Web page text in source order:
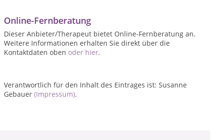
Online-Fernberatung
Dieser Anbieter/Therapeut bietet Online-Fernberatung an.
Weitere Informationen erhalten Sie direkt über die
Kontaktdaten oben oder hier.
Verantwortlich für den Inhalt des Eintrages ist: Susanne
Gebauer (Impressum).